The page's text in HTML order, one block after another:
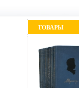
ТОВАРЫ